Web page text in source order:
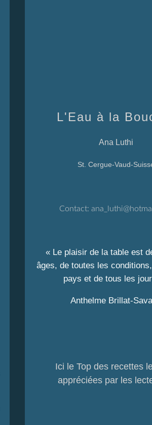
L'Eau à la
Ana Luthi
St. Cergue-Vaud-
Contact:
« Le plaisir de la table est
âges, de toutes les
pays et de tous les
Anthelme Brillat-
Ici le Top des recettes
appréciées par les